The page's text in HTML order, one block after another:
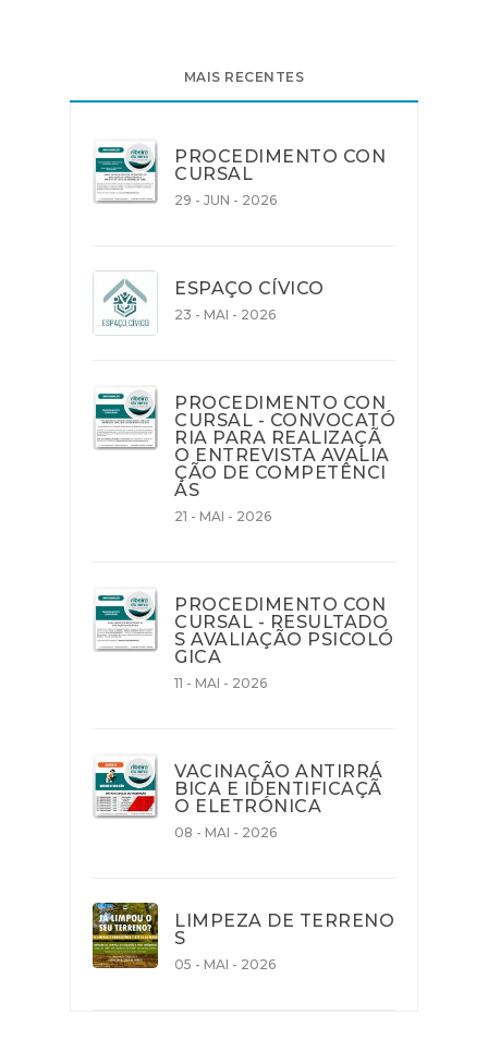
MAIS RECENTES
PROCEDIMENTO CON
CURSAL
29 - JUN - 2026
ESPAÇO CÍVICO
23 - MAI - 2026
PROCEDIMENTO CON
CURSAL - CONVOCATÓ
RIA PARA REALIZAÇÃ
O ENTREVISTA AVALIA
ÇÃO DE COMPETÊNCI
AS
21 - MAI - 2026
PROCEDIMENTO CON
CURSAL - RESULTADO
S AVALIAÇÃO PSICOLÓ
GICA
11 - MAI - 2026
VACINAÇÃO ANTIRRÁ
BICA E IDENTIFICAÇÃ
O ELETRÓNICA
08 - MAI - 2026
LIMPEZA DE TERRENO
S
05 - MAI - 2026